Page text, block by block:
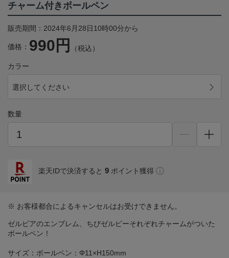
チャーム付きボールペン
販売期間：2024年6月28日10時00分から
価格： 990円 （税込）
カラー
選択してください
数量
楽天IDで決済すると 9 ポイント獲得
※ お客様都合によるキャンセルはお受けできません。
ゼルビアのエンブレム、ちびゼルビーそれぞれチャームがついた
ボールペン！
サイズ：ボールペン：Φ11×H150mm